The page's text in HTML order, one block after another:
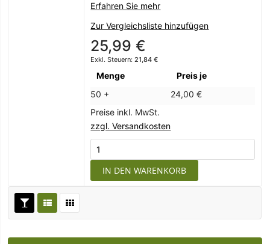
Erfahren Sie mehr
Zur Vergleichsliste hinzufügen
25,99 €
21,84 €
Menge
Preis je
50 +
24,00 €
Preise inkl. MwSt.
zzgl. Versandkosten
IN DEN WARENKORB